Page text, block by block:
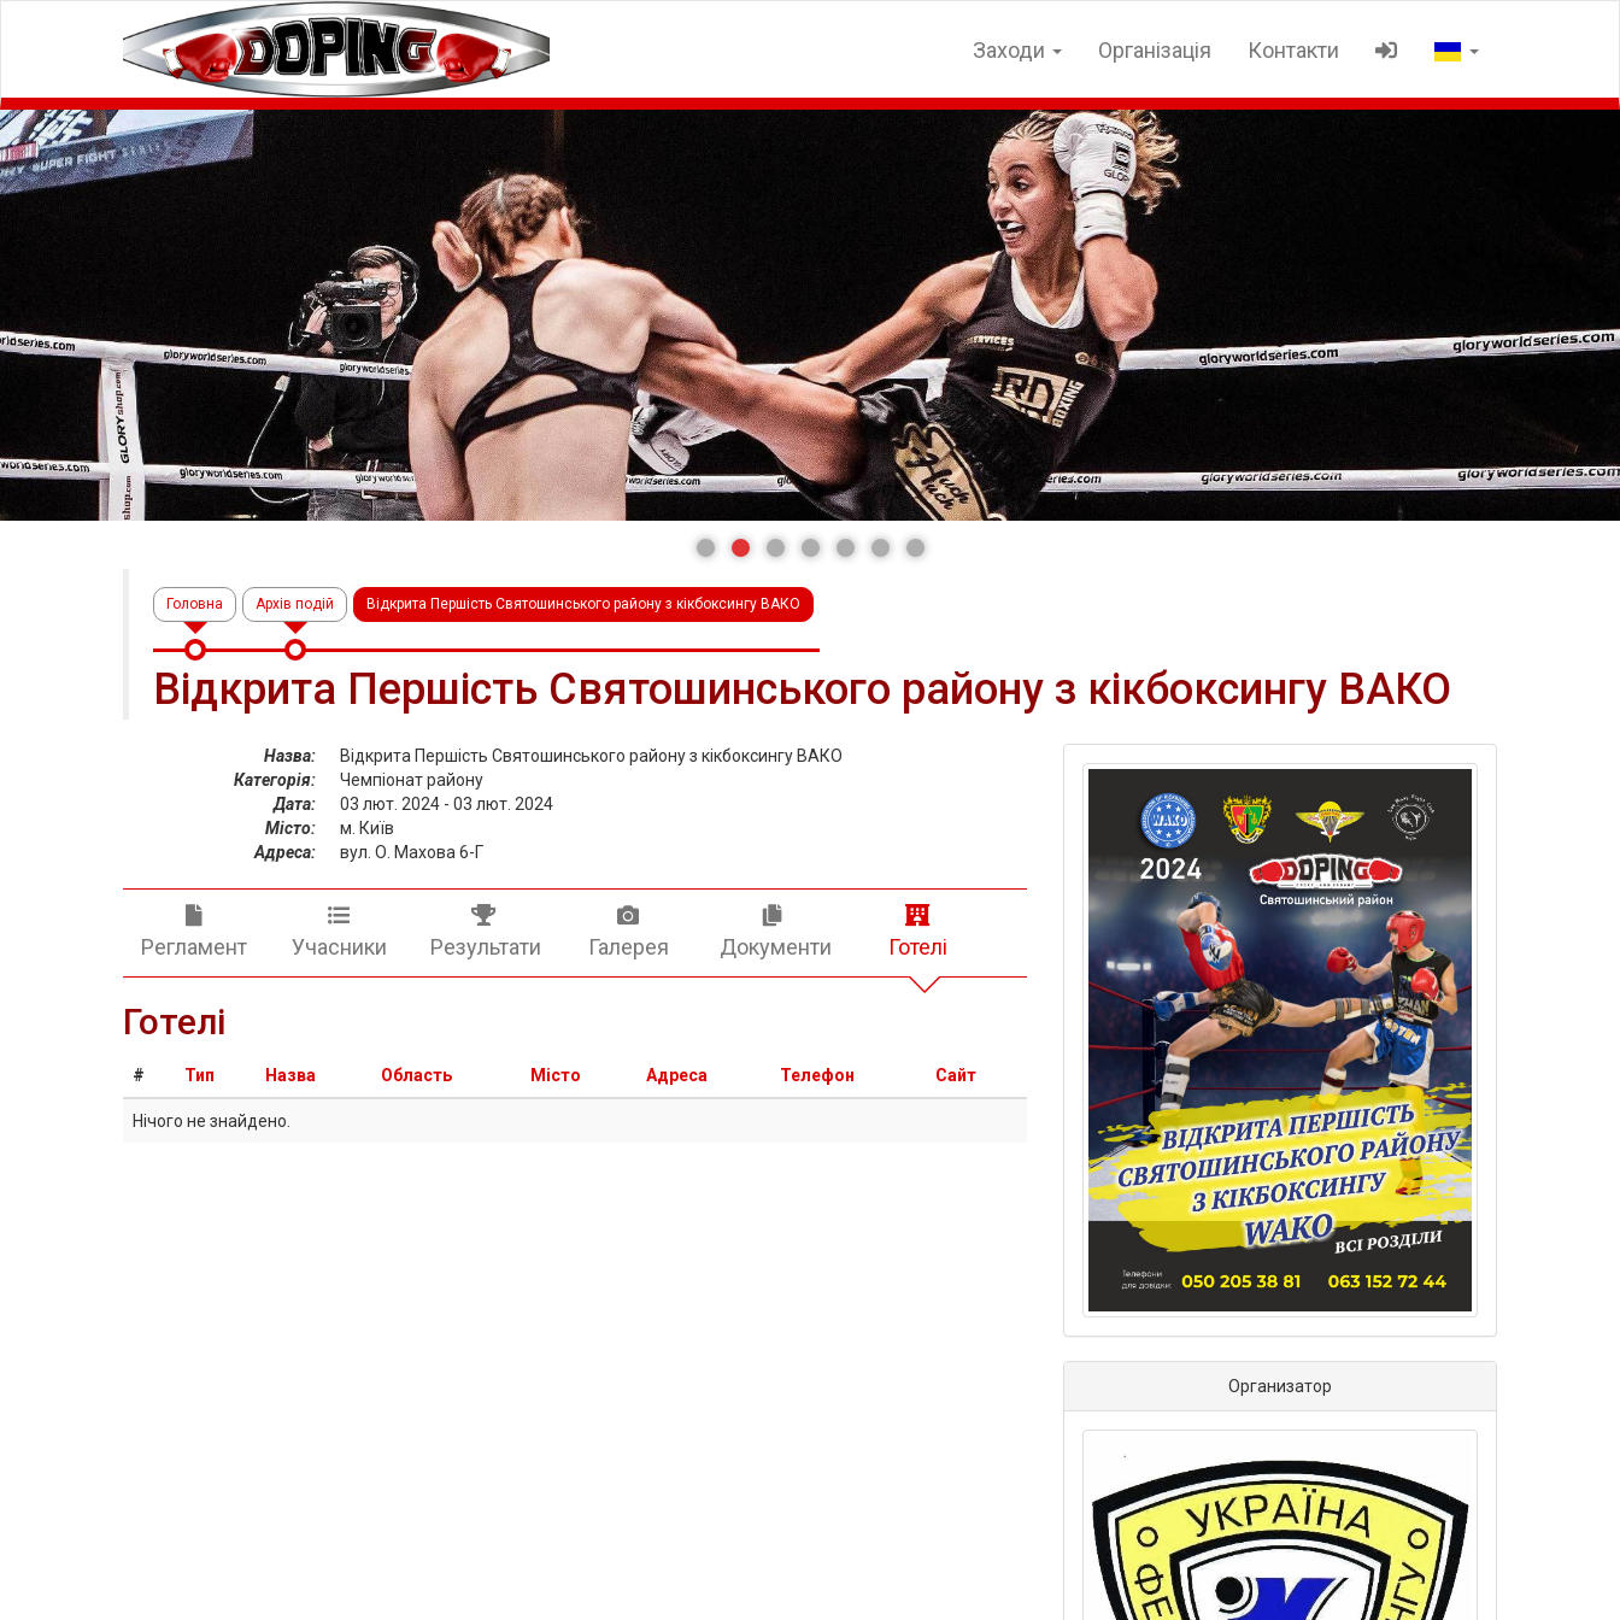
Заходи Організація Контакти
Головна Архів подій Відкрита Першість Святошинського району з кікбоксингу ВАКО
Відкрита Першість Святошинського району з кікбоксингу ВАКО
Назва:
Відкрита Першість Святошинського району з кікбоксингу ВАКО
Категорія:
Чемпіонат району
Дата:
03 лют. 2024 - 03 лют. 2024
Місто:
м. Київ
Адреса:
вул. О. Махова 6-Г
Регламент Учасники Результати Галерея Документи Готелі
Готелі
# Тип Назва Область Місто Адреса Телефон Сайт
Нічого не знайдено.
Организатор